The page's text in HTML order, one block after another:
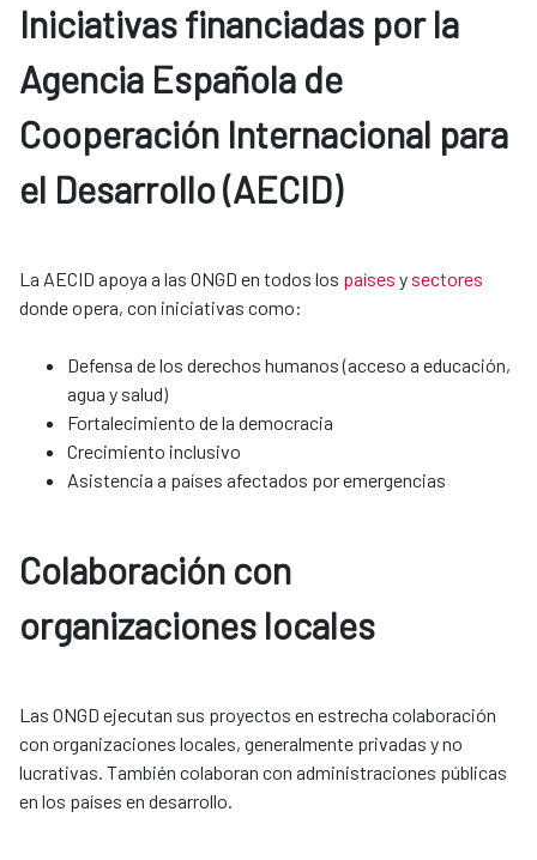
Iniciativas financiadas por la
Agencia Española de
Cooperación Internacional para
el Desarrollo (AECID)
La AECID apoya a las ONGD en todos los países y sectores
donde opera, con iniciativas como:
Defensa de los derechos humanos (acceso a educación,
agua y salud)
Fortalecimiento de la democracia
Crecimiento inclusivo
Asistencia a países afectados por emergencias
Colaboración con
organizaciones locales​​​​​​​
Las ONGD ejecutan sus proyectos en estrecha colaboración
con organizaciones locales, generalmente privadas y no
lucrativas. También colaboran con administraciones públicas
en los países en desarrollo.